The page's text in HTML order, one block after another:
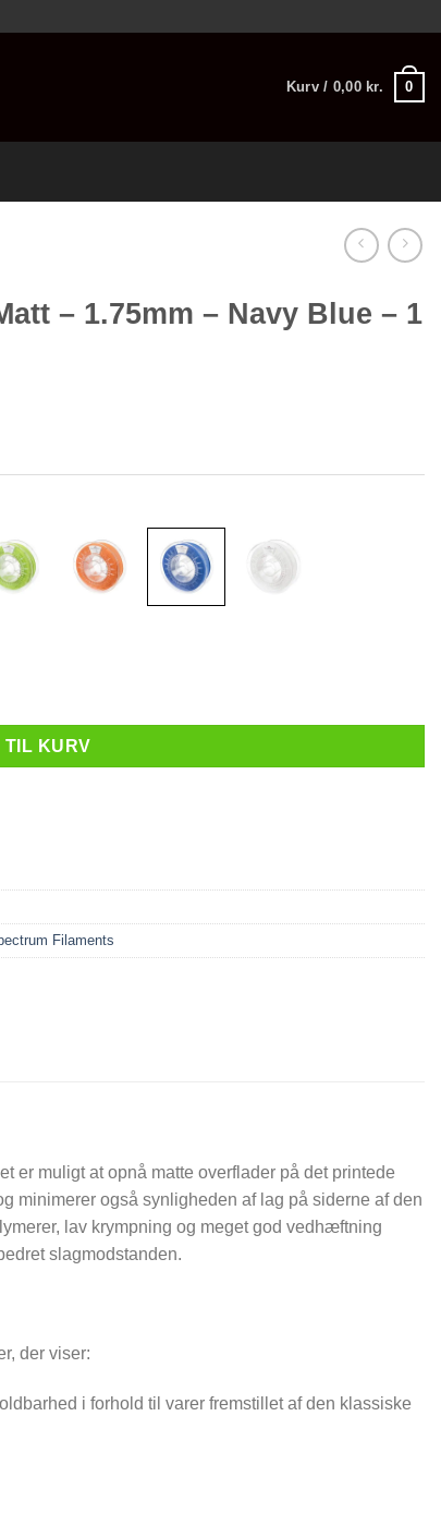
Kurv / 0,00 kr. 0
– 1.75mm – Navy Blue – 1
kg antal
KURV
Filaments
er muligt at opnå matte overflader på det printede
minimerer også synligheden af lag på siderne af den
lav krympning og meget god vedhæftning
slagmodstanden.
der viser:
i forhold til varer fremstillet af den klassiske